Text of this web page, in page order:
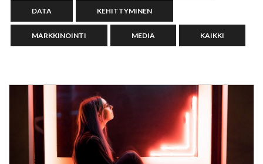
DATA KEHITTYMINEN
MARKKINOINTI MEDIA KAIKKI